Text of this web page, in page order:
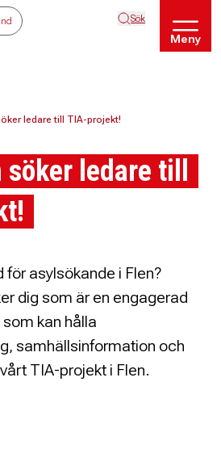
Sök
Meny
ledare till TIA-projekt!
ledare till
för asylsökande i Flen?
dig som är en engagerad
kan hålla
samhällsinformation och
TIA-projekt i Flen.